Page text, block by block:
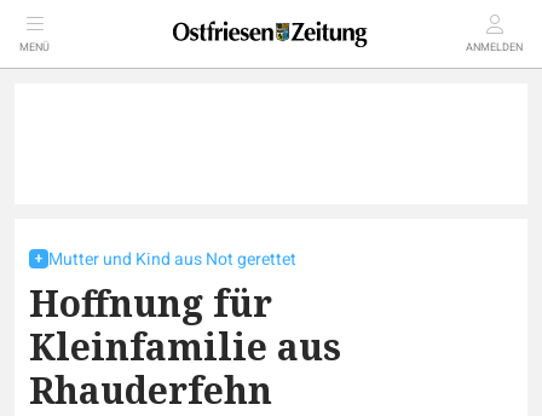
MENÜ ANMELDEN
Mutter und Kind aus Not gerettet
Hoffnung für
Kleinfamilie aus
Rhauderfehn